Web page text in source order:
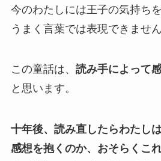
今のわたしには王子の気持ち
うまく言葉では表現できません
この童話は、 読み手によって
と思います。
十年後、読み直したらわたし
感想を抱くのか、おそらくこ